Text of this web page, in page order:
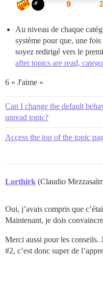
Au niveau de chaque
système pour que, une fois
soyez redirigé vers le
after topics are read,
6 « J'aime »
Can I change the default
unread topic?
Access the top of the topic
Lorthirk (Claudio
Oui, j’avais compris que
Maintenant, je dois
Merci aussi pour les conseils.
#2, c’est donc super de